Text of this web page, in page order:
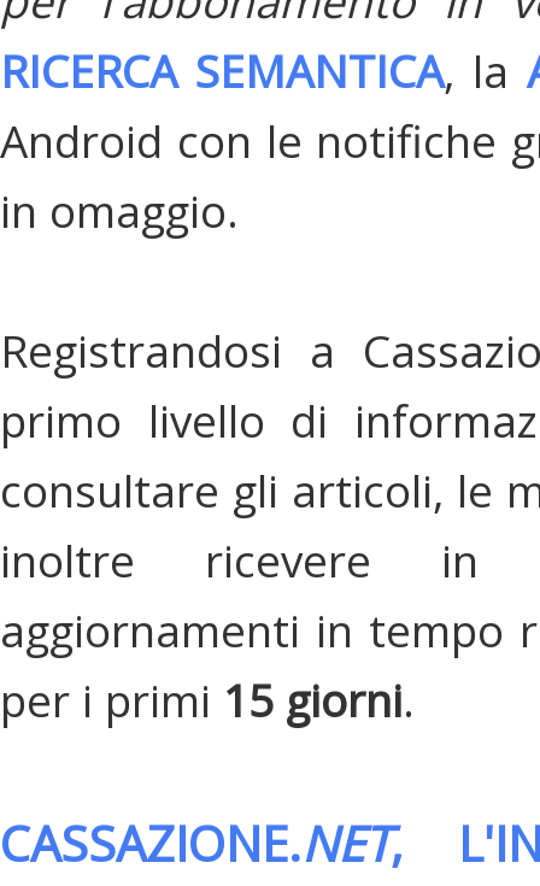
RICERCA SEMANTICA, la
Android con le notifiche
in omaggio.
Registrandosi a
primo livello di
consultare gli articoli, le
inoltre ricevere in
aggiornamenti in tempo
per i primi 15 giorni.
CASSAZIONE.NET,